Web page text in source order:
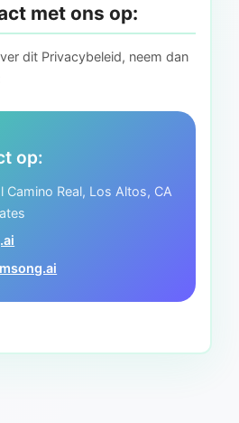
met ons op:
dit Privacybeleid, neem dan
op:
Camino Real, Los Altos, CA